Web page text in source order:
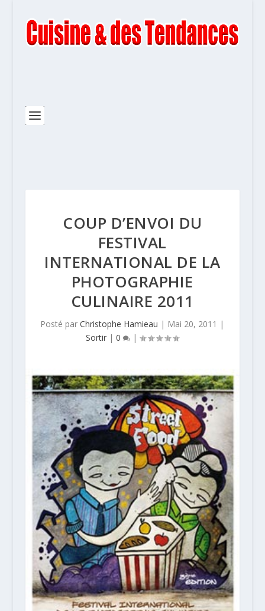
COUP D’ENVOI DU
FESTIVAL
INTERNATIONAL DE LA
PHOTOGRAPHIE
CULINAIRE 2011
Posté parChristophe Hamieau | Mai 20, 2011 |
Sortir |0 |